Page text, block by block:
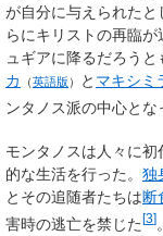
が自分に与えられたと
らにキリストの再臨
ュギアに降るだろう
カ
（英語版 ） と マキシミ
ンタノス派の中心とな
モンタノスは人々に初
的な生活を行った。 独
とその追随者たちは断
害時の逃亡を禁じた[3]